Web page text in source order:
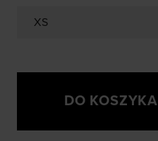
XS
DO KOSZYKA